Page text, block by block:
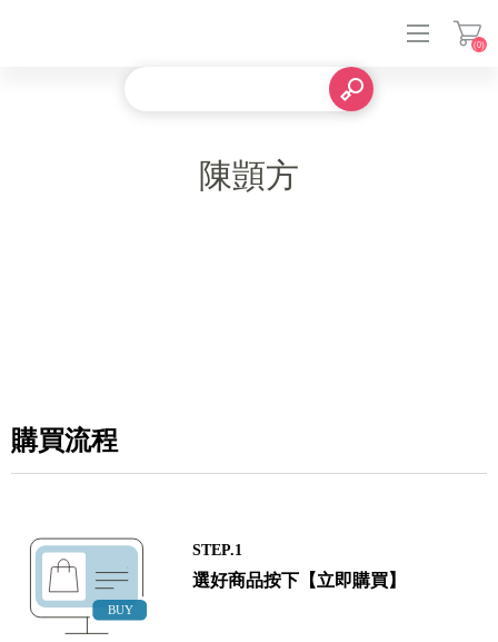
(0)
陳顗方
購買流程
STEP.1
選好商品按下【立即購買】